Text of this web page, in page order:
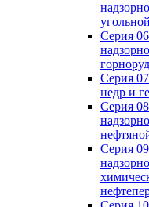
Серия
Серия
недр и
Серия
Серия